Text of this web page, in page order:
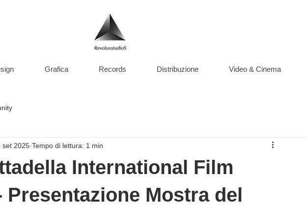
Grafica Records Distribuzione Video & Cinema
International Film
Presentazione Mostra del
set 2025 Tempo di lettura: 1 min